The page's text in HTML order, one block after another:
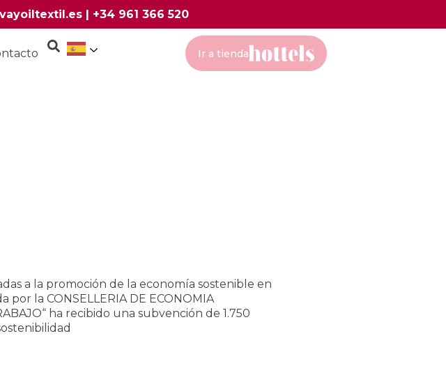
| +34 961 366 520
Ir a tienda
a la promoción de la economía sostenible en
por la CONSELLERIA DE ECONOMIA
ha recibido una subvención de 1.750